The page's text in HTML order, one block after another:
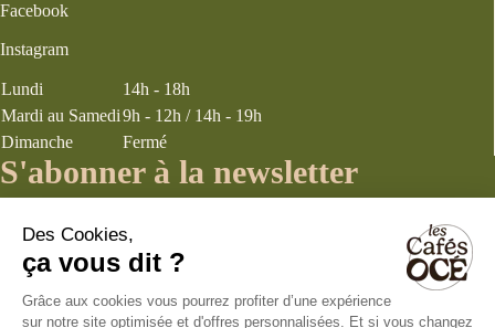
Facebook
Instagram
Lundi
14h - 18h
Mardi au Samedi9h - 12h / 14h - 19h
Dimanche
Fermé
S'abonner à la newsletter
J’accepte les
énoncés dans la page politique de
confidentialité concernant la collecte d’informations